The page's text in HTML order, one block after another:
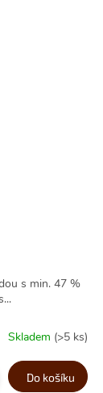
s min. 47 %
Skladem (>5 ks)
Do košíku